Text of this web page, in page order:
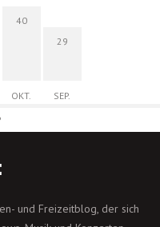
40
OKT.
29
SEP.
und Freizeitblog, der sich